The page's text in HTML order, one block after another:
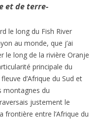
et de terre-
le long du Fish River
au monde, que j’ai
le long de la rivière Oranje
principale du
d’Afrique du Sud et
montagnes du
justement le
frontière entre l’Afrique du